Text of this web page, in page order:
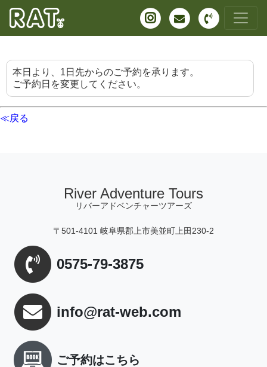
本日より、1日先からのご予約を承ります。
ご予約日を変更してください。
≪戻る
River Adventure Tours
リバーアドベンチャーツアーズ
〒501-4101 岐阜県郡上市美並町上田230-2
0575-79-3875
info@rat-web.com
ご予約はこちら